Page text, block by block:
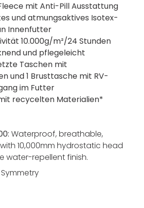
mit Anti-Pill Ausstattung
und atmungsaktives Isotex-
Innenfutter
10.000g/m²/24 Stunden
und pflegeleicht
Taschen mit
und 1 Brusttasche mit RV-
im Futter
recycelten Materialien*
Waterproof, breathable,
10,000mm hydrostatic head
water-repellent finish.
Symmetry